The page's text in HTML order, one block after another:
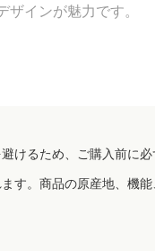
インが魅力です。
るため、ご購入前に
。商品の原産地、機